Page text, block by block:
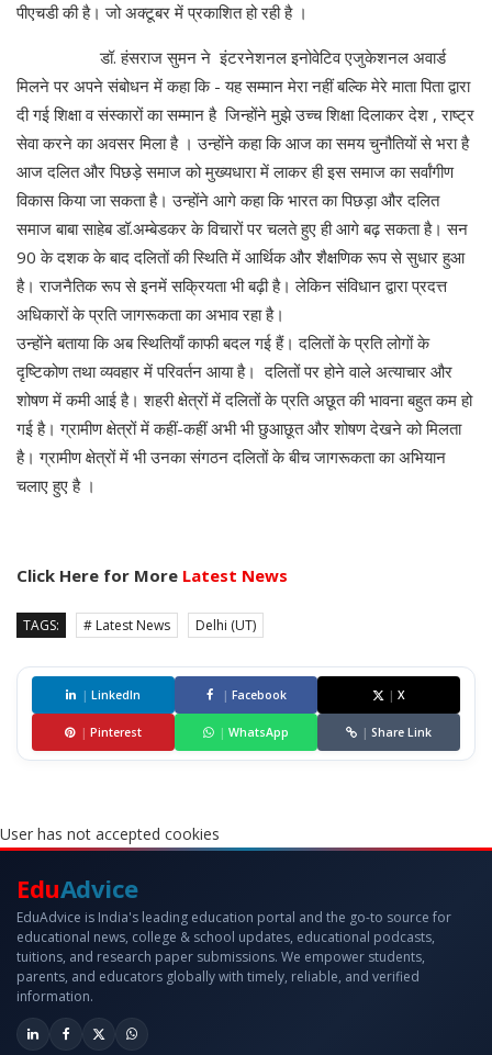
पीएचडी की है। जो अक्टूबर में प्रकाशित हो रही है ।
डॉ. हंसराज सुमन ने इंटरनेशनल इनोवेटिव एजुकेशनल अवार्ड
मिलने पर अपने संबोधन में कहा कि - यह सम्मान मेरा नहीं बल्कि मेरे माता पिता द्वारा
दी गई शिक्षा व संस्कारों का सम्मान है जिन्होंने मुझे उच्च शिक्षा दिलाकर देश , राष्ट्र
सेवा करने का अवसर मिला है । उन्होंने कहा कि आज का समय चुनौतियों से भरा है
आज दलित और पिछड़े समाज को मुख्यधारा में लाकर ही इस समाज का सर्वांगीण
विकास किया जा सकता है। उन्होंने आगे कहा कि भारत का पिछड़ा और दलित
समाज बाबा साहेब डॉ.अम्बेडकर के विचारों पर चलते हुए ही आगे बढ़ सकता है। सन
90 के दशक के बाद दलितों की स्थिति में आर्थिक और शैक्षणिक रूप से सुधार हुआ
है। राजनैतिक रूप से इनमें सक्रियता भी बढ़ी है। लेकिन संविधान द्वारा प्रदत्त
अधिकारों के प्रति जागरूकता का अभाव रहा है।
उन्होंने बताया कि अब स्थितियाँ काफी बदल गई हैं। दलितों के प्रति लोगों के
दृष्टिकोण तथा व्यवहार में परिवर्तन आया है। दलितों पर होने वाले अत्याचार और
शोषण में कमी आई है। शहरी क्षेत्रों में दलितों के प्रति अछूत की भावना बहुत कम हो
गई है। ग्रामीण क्षेत्रों में कहीं-कहीं अभी भी छुआछूत और शोषण देखने को मिलता
है। ग्रामीण क्षेत्रों में भी उनका संगठन दलितों के बीच जागरूकता का अभियान
चलाए हुए है ।
Click Here for More Latest News
TAGS: # Latest News Delhi (UT)
| LinkedIn | Facebook | X
| Pinterest | WhatsApp | Share Link
User has not accepted cookies
EduAdvice
EduAdvice is India's leading education portal and the go-to source for
educational news, college & school updates, educational podcasts,
tuitions, and research paper submissions. We empower students,
parents, and educators globally with timely, reliable, and verified
information.